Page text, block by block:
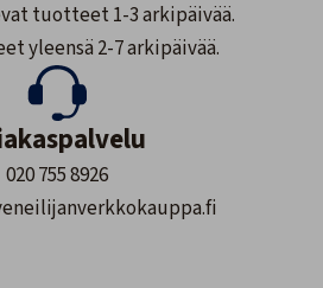
tuotteet 1-3 arkipäivää.
yleensä 2-7 arkipäivää.
020 755 8926